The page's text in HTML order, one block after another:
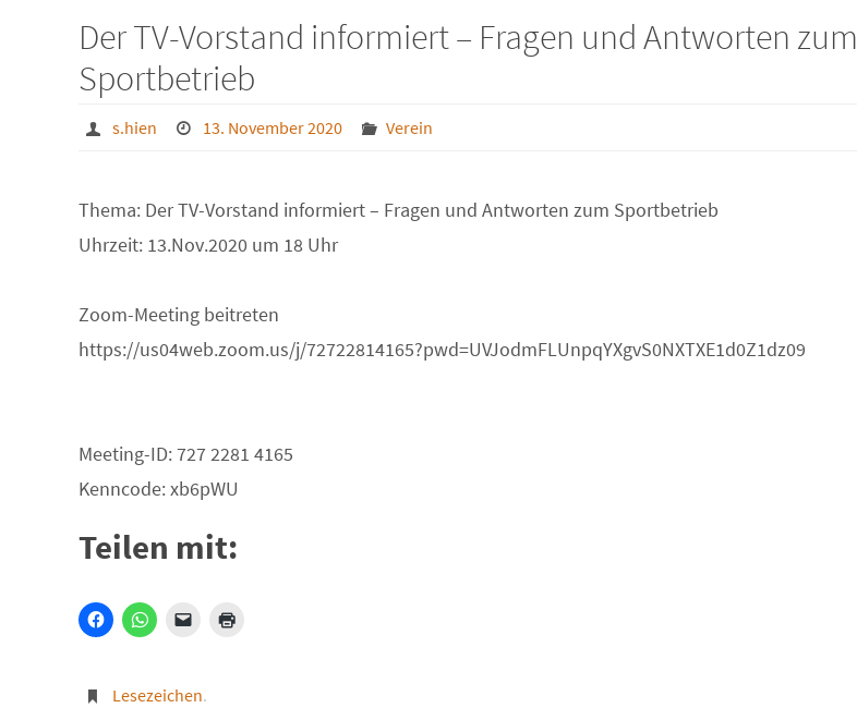
Der TV-Vorstand informiert – Fragen und Antworten zum
Sportbetrieb
s.hien 13. November 2020 Verein
Thema: Der TV-Vorstand informiert – Fragen und Antworten zum Sportbetrieb
Uhrzeit: 13.Nov.2020 um 18 Uhr
Zoom-Meeting beitreten
https://us04web.zoom.us/j/72722814165?pwd=UVJodmFLUnpqYXgvS0NXTXE1d0Z1dz09
Meeting-ID: 727 2281 4165
Kenncode: xb6pWU
Teilen mit:
Lesezeichen.